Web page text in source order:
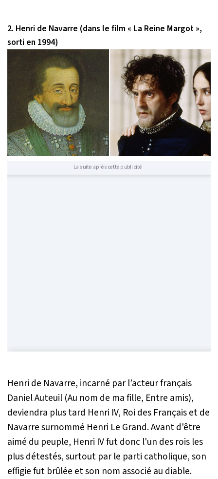
2. Henri de Navarre (dans le film « La Reine Margot »,
sorti en 1994)
La suite après cette publicité
Henri de Navarre, incarné par l’acteur français
Daniel Auteuil (Au nom de ma fille, Entre amis),
deviendra plus tard Henri IV, Roi des Français et de
Navarre surnommé Henri Le Grand. Avant d'être
aimé du peuple, Henri IV fut donc l'un des rois les
plus détestés, surtout par le parti catholique, son
effigie fut brûlée et son nom associé au diable.